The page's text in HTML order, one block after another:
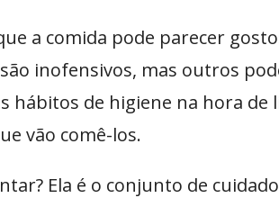
a comida pode parecer
inofensivos, mas outros
hábitos de higiene na hora
vão comê-los.
Ela é o conjunto de